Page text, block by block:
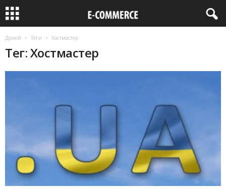
Домой Теги Хостмастер
Тег: Хостмастер